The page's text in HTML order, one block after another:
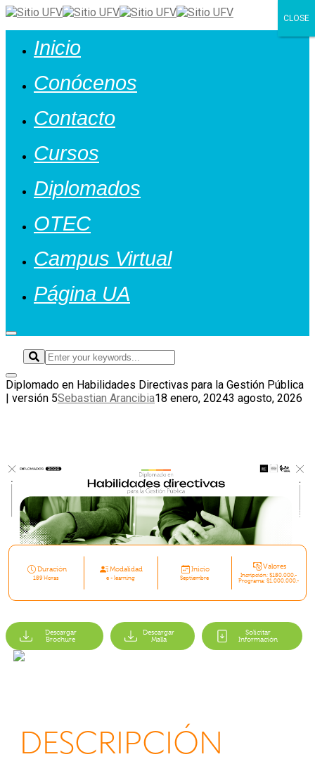
Inicio
Conócenos
Contacto
Cursos
Diplomados
OTEC
Campus Virtual
Página UA
Diplomado en Habilidades Directivas para la Gestión Pública
| versión 5Sebastian Arancibia18 enero, 20243 agosto, 2026
Duración
189 Horas
Modalidad
e - learning
Inicio
Septiembre
Valores
Incripción: $180.000.-
Programa: $1.000.000.-
Descargar
Brochure
Descargar
Malla
Solicitar
Información
DESCRIPCIÓN
Cerrar
CLOSE